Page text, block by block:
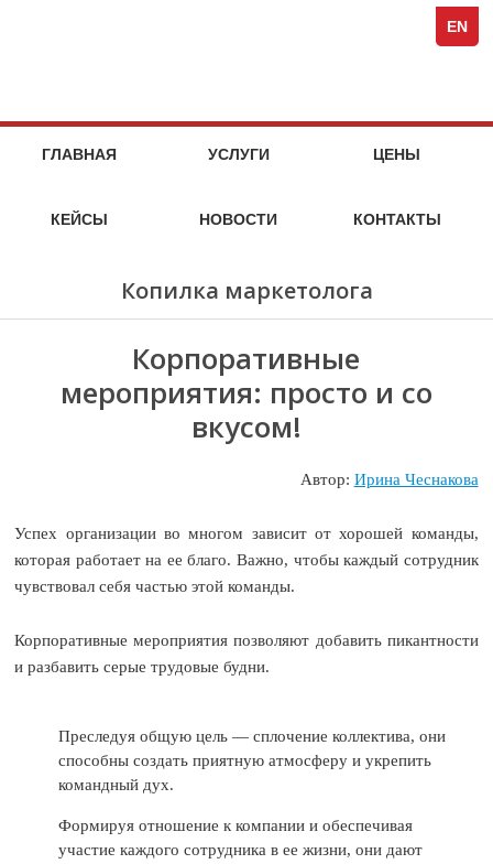
ГЛАВНАЯ
УСЛУГИ
ЦЕНЫ
КЕЙСЫ НОВОСТИ КОНТАКТЫ
Full-
EN
Копилка маркетолога
Корпоративные
мероприятия: просто и со
вкусом!
Автор: Ирина Чеснакова
Успех организации во многом зависит от хорошей команды,
которая работает на ее благо. Важно, чтобы каждый сотрудник
чувствовал себя частью этой команды.
Корпоративные мероприятия позволяют добавить пикантности
и разбавить серые трудовые будни.
Преследуя общую цель — сплочение коллектива, они
способны создать приятную атмосферу и укрепить
командный дух.
Формируя отношение к компании и обеспечивая
участие каждого сотрудника в ее жизни, они дают